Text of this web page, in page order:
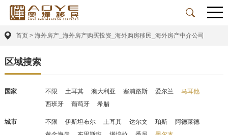
首页 > 海外房产_海外房产购买投资_海外购房移民_海外房产中介公司
区域搜索
国家 不限 土耳其 澳大利亚 塞浦路斯 爱尔兰
马耳他
西班牙
葡萄牙 希腊
城市 不限 伊斯坦布尔 土耳其 达尔文 珀斯
阿德莱德